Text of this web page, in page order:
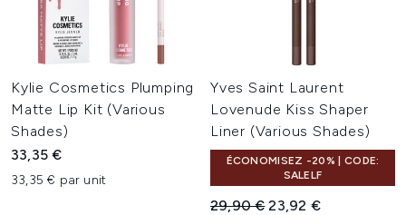
Kylie Cosmetics Plumping
Matte Lip Kit (Various
Shades)
33,35 €
33,35 € par unit
Yves Saint Laurent
Lovenude Kiss Shaper
Liner (Various Shades)
ÉCONOMISEZ -20% | CODE:
SALELF
Prix de vente :
29,90 €Prix ​​actuel :
23,92 €